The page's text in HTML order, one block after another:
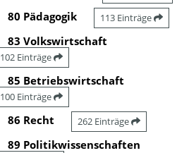
80 Pädagogik 113 Einträge
83 Volkswirtschaft
102 Einträge
85 Betriebswirtschaft
100 Einträge
86 Recht 262 Einträge
89 Politikwissenschaften